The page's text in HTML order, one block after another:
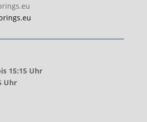
15:15 Uhr
Uhr